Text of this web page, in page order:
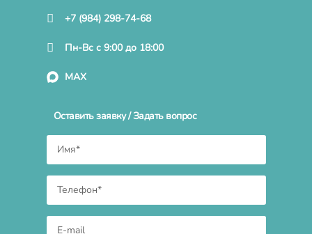
+7 (984) 298-74-68
Пн-Вс с 9:00 до 18:00
MAX
Оставить заявку / Задать вопрос